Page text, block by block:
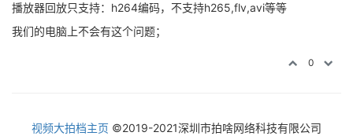
播放器回放只支持：h264编码，不支持h265,flv,avi等等
我们的电脑上不会有这个问题；
0
视频大拍档主页 ©2019-2021深圳市拍啥网络科技有限公司